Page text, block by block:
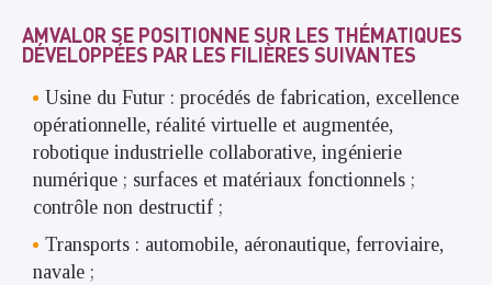
AMVALOR SE POSITIONNE SUR LES THÉMATIQUES
DÉVELOPPÉES PAR LES FILIÈRES SUIVANTES
Usine du Futur : procédés de fabrication, excellence
opérationnelle, réalité virtuelle et augmentée,
robotique industrielle collaborative, ingénierie
numérique ; surfaces et matériaux fonctionnels ;
contrôle non destructif ;
Transports : automobile, aéronautique, ferroviaire,
navale ;